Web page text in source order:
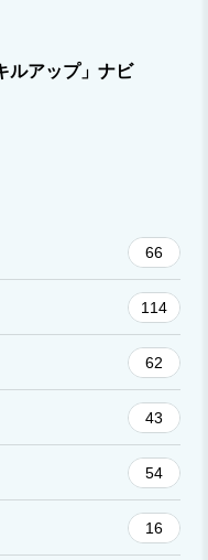
ルアップ」ナビ
66
114
62
43
54
16